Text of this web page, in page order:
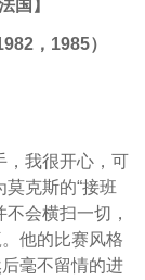
国】
，1985）
，我很开心，可
莫克斯的“接班
会横扫一切，
他的比赛风格
毫不留情的进